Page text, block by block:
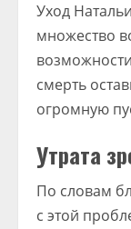
Уход
множество
смерть
огромную
Утрата
По словам
с этой